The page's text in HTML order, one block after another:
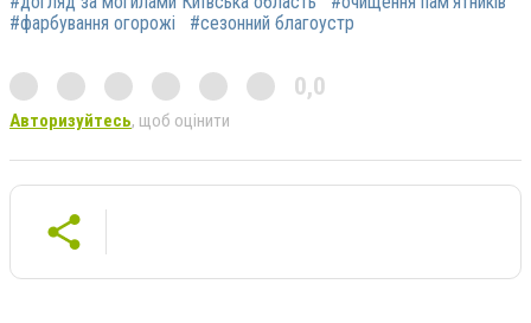
#фарбування огорожі
#сезонний благоустр
0,0
Авторизуйтесь, щоб оцінити